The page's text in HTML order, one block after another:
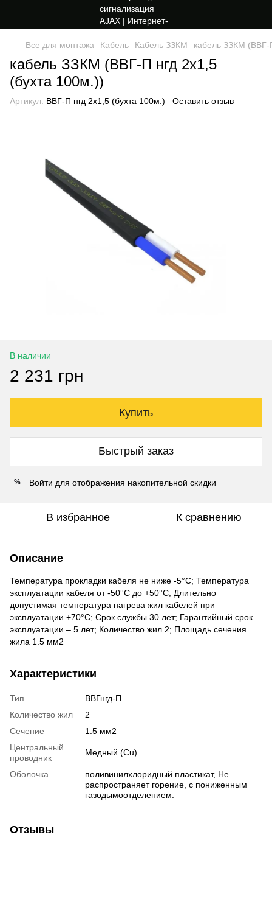
Все для монтажа Кабель Кабель ЗЗКМ кабель ЗЗКМ (ВВГ-
кабель ЗЗКМ (ВВГ-П нгд 2х1,5
(бухта 100м.))
Артикул: ВВГ-П нгд 2х1,5 (бухта 100м.) Оставить отзыв
В наличии
2 231 грн
Купить
Быстрый заказ
% Войти для отображения накопительной скидки
В избранное К сравнению
Описание
Температура прокладки кабеля не ниже -5°С; Температура
эксплуатации кабеля от -50°С до +50°С; Длительно
допустимая температура нагрева жил кабелей при
эксплуатации +70°С; Срок службы 30 лет; Гарантийный срок
эксплуатации – 5 лет; Количество жил 2; Площадь сечения
жила 1.5 мм2
Характеристики
Тип
ВВГнгд-П
Количество жил
2
Сечение
1.5 мм2
Центральный
проводник
Медный (Cu)
Оболочка
поливинилхлоридный пластикат, Не
распространяет горение, с пониженным
газодымоотделением.
Отзывы